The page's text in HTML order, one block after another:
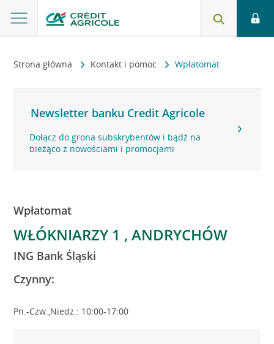
Strona główna Kontakt i pomoc Wpłatomat
Newsletter banku Credit Agricole
Dołącz do grona subskrybentów i bądź na
bieżąco z nowościami i promocjami
Wpłatomat
WŁÓKNIARZY 1 , ANDRYCHÓW
ING Bank Śląski
Czynny:
Pn.-Czw.,Niedz.: 10:00-17:00